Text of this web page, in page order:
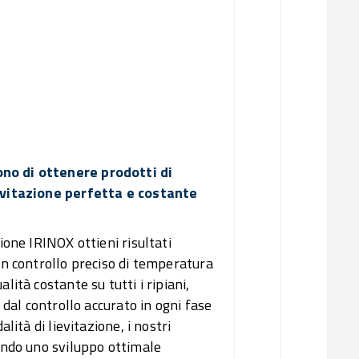
di ottenere prodotti di
perfetta e costante
IRINOX ottieni risultati
controllo preciso di temperatura
costante su tutti i ripiani,
controllo accurato in ogni fase
di lievitazione, i nostri
uno sviluppo ottimale